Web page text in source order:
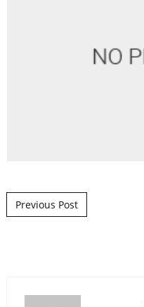
Post navigation
Previous Post